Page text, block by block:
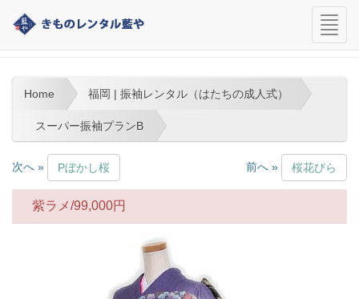
navi
福岡 | 振袖レンタル（はたちの成人式）
Home 福岡 | 振袖レンタル（はたちの成人式）
スーパー振袖プランB
次へ » Pぼかし桜 前へ » 桜花びら
紫ラメ/99,000円